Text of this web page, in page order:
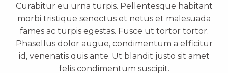
Curabitur eu urna turpis. Pellentesque habitant
morbi tristique senectus et netus et malesuada
fames ac turpis egestas. Fusce ut tortor tortor.
Phasellus dolor augue, condimentum a efficitur
id, venenatis quis ante. Ut blandit justo sit amet
felis condimentum suscipit.